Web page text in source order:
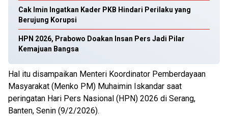
Cak Imin Ingatkan Kader PKB Hindari Perilaku yang
Berujung Korupsi
HPN 2026, Prabowo Doakan Insan Pers Jadi Pilar
Kemajuan Bangsa
Hal itu disampaikan Menteri Koordinator Pemberdayaan
Masyarakat (Menko PM) Muhaimin Iskandar saat
peringatan Hari Pers Nasional (HPN) 2026 di Serang,
Banten, Senin (9/2/2026).